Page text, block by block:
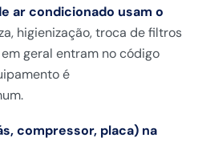
ar condicionado usam o
higienização, troca de filtros
geral entram no código
é
compressor, placa) na